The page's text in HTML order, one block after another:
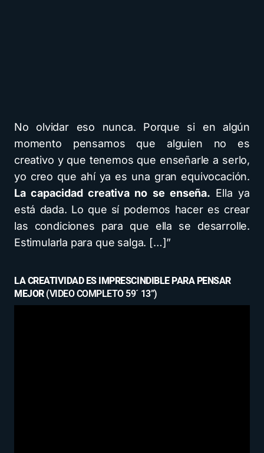
No olvidar eso nunca. Porque si en algún
momento pensamos que alguien no es
creativo y que tenemos que enseñarle a serlo,
yo creo que ahí ya es una gran equivocación.
La capacidad creativa no se enseña. Ella ya
está dada. Lo que sí podemos hacer es crear
las condiciones para que ella se desarrolle.
Estimularla para que salga. […]”
LA CREATIVIDAD ES IMPRESCINDIBLE PARA PENSAR
MEJOR (VIDEO COMPLETO 59´ 13”)